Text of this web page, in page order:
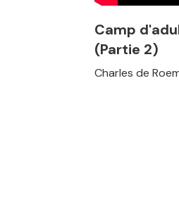
Camp
(Partie 2)
Charles de